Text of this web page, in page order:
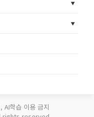
AI학습 이용 금지